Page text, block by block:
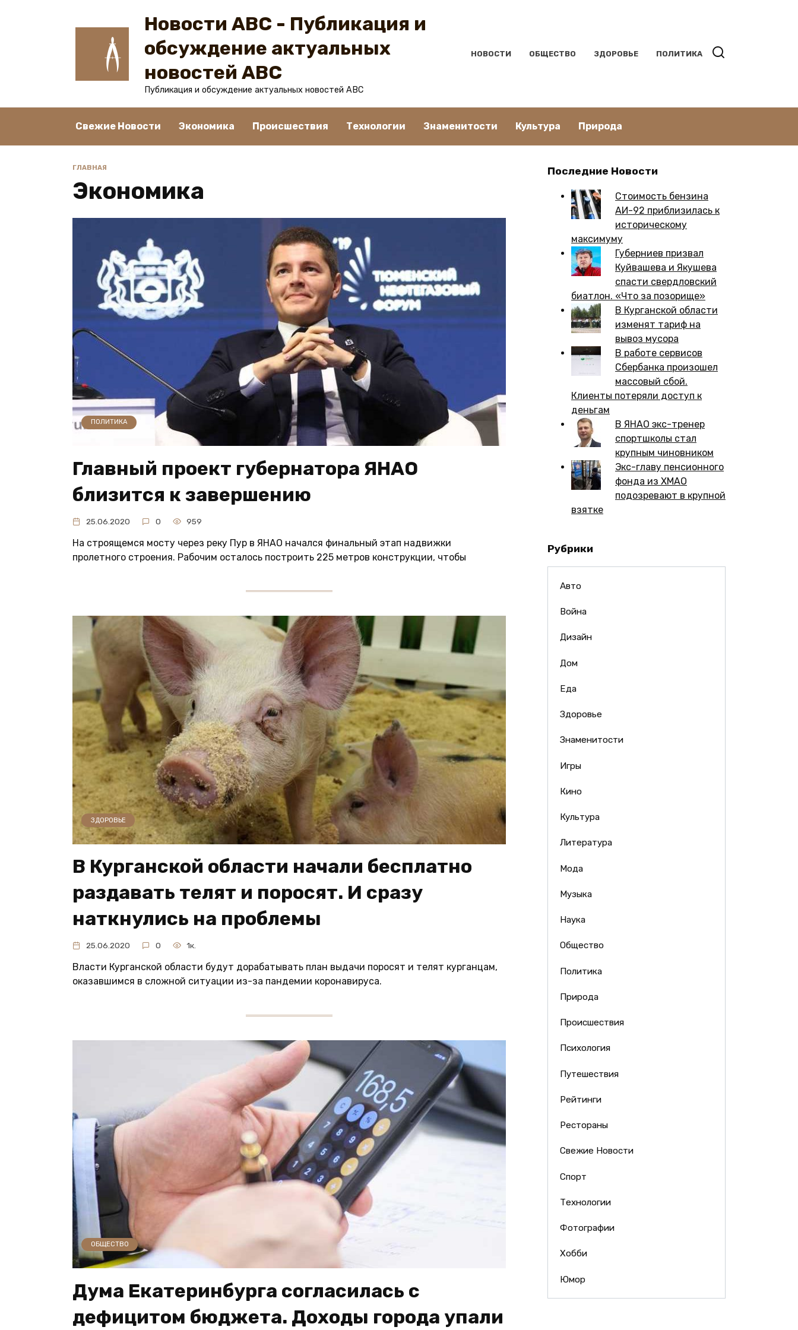
Новости ABC - Публикация и
обсуждение актуальных
новостей ABC
Публикация и обсуждение актуальных новостей ABC
НОВОСТИ ОБЩЕСТВО ЗДОРОВЬЕ ПОЛИТИКА
Свежие Новости Экономика Происшествия Технологии Знаменитости Культура Природа
ГЛАВНАЯ
Экономика
ПОЛИТИКА
Главный проект губернатора ЯНАО
близится к завершению
25.06.2020 0 959
На строящемся мосту через реку Пур в ЯНАО начался финальный этап надвижки
пролетного строения. Рабочим осталось построить 225 метров конструкции, чтобы
ЗДОРОВЬЕ
В Курганской области начали бесплатно
раздавать телят и поросят. И сразу
наткнулись на проблемы
25.06.2020 0 1к.
Власти Курганской области будут дорабатывать план выдачи поросят и телят курганцам,
оказавшимся в сложной ситуации из-за пандемии коронавируса.
ОБЩЕСТВО
Дума Екатеринбурга согласилась с
дефицитом бюджета. Доходы города упали
Последние Новости
Стоимость бензина
АИ-92 приблизилась к
историческому
максимуму
Губерниев призвал
Куйвашева и Якушева
спасти свердловский
биатлон. «Что за позорище»
В Курганской области
изменят тариф на
вывоз мусора
В работе сервисов
Сбербанка произошел
массовый сбой.
Клиенты потеряли доступ к
деньгам
В ЯНАО экс-тренер
спортшколы стал
крупным чиновником
Экс-главу пенсионного
фонда из ХМАО
подозревают в крупной
взятке
Рубрики
Авто
Война
Дизайн
Дом
Еда
Здоровье
Знаменитости
Игры
Кино
Культура
Литература
Мода
Музыка
Наука
Общество
Политика
Природа
Происшествия
Психология
Путешествия
Рейтинги
Рестораны
Свежие Новости
Спорт
Технологии
Фотографии
Хобби
Юмор